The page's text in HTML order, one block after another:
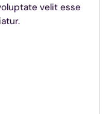
velit esse